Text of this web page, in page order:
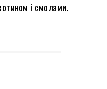
і смолами.